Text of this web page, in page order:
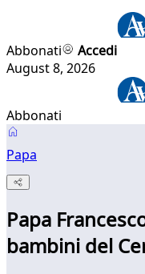
Abbonati
Accedi
August 8, 2026
Abbonati
Papa
Papa
bambini del